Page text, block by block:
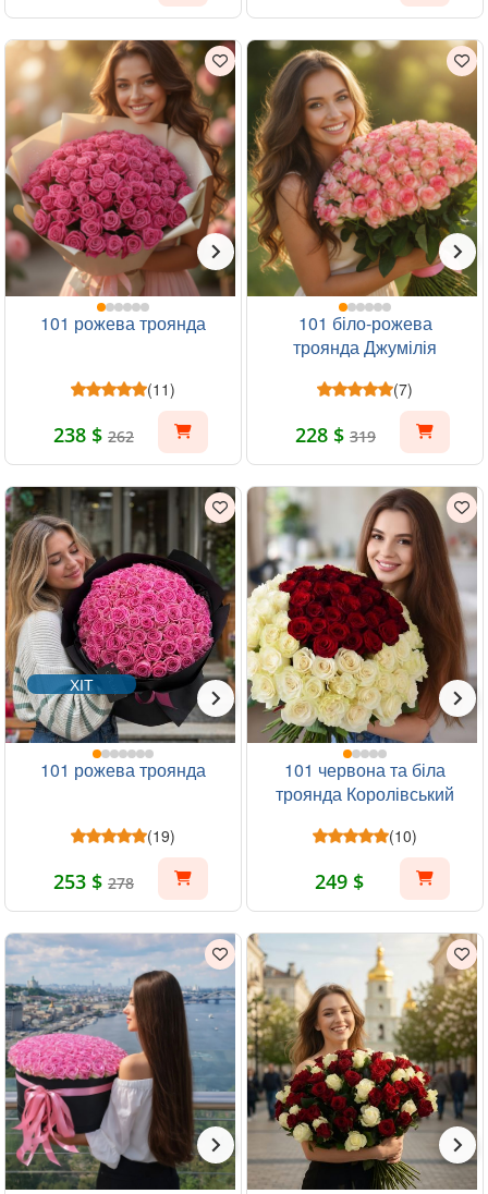
101 рожева троянда
(11)
238 $ 262
101 біло-рожева
троянда Джумілія
(7)
228 $ 319
ХІТ
101 рожева троянда
(19)
253 $ 278
101 червона та біла
троянда Королівський
(10)
249 $